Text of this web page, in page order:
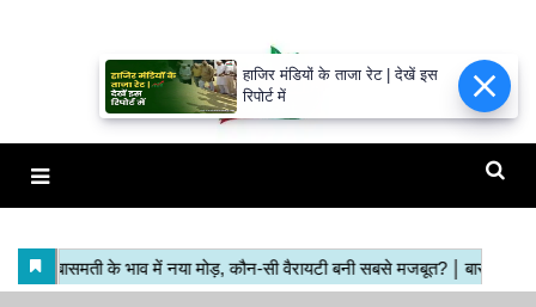
हाजिर मंडियों के ताजा रेट | देखें इस
रिपोर्ट में